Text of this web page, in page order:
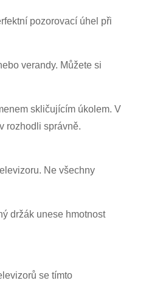
pozorovací úhel při
verandy. Můžete si
skličujícím úkolem. V
rozhodli správně.
Ne všechny
držák unese hmotnost
se tímto